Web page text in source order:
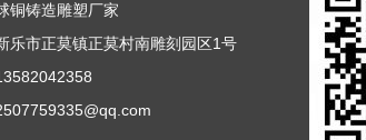
铜铸造雕塑厂家
乐市正莫镇正莫村南雕刻园区1号